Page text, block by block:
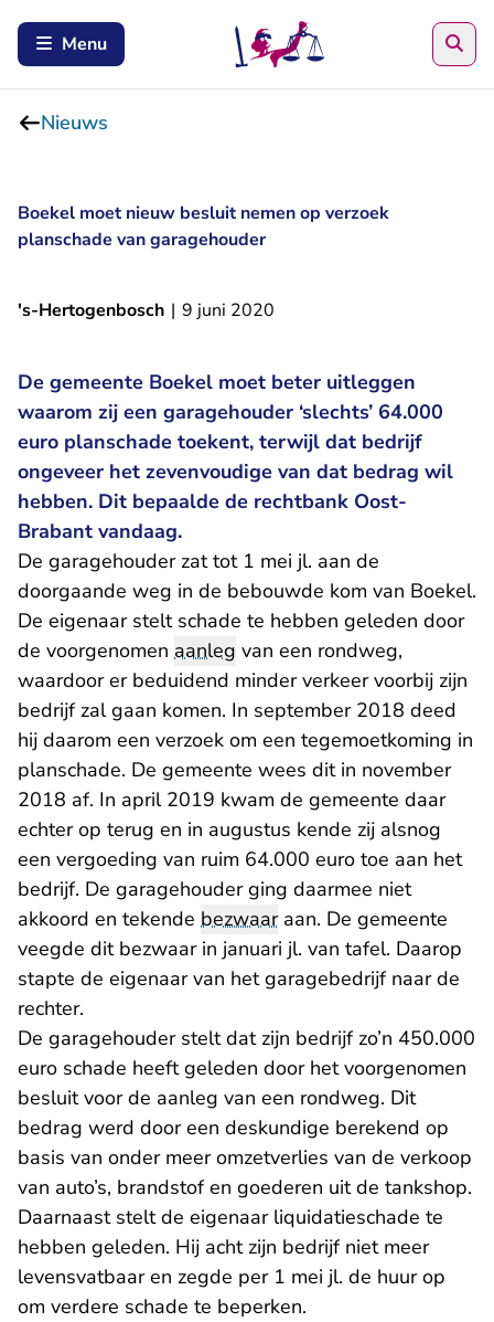
Menu
Nieuws
Boekel moet nieuw besluit nemen op verzoek
planschade van garagehouder
's-Hertogenbosch | 9 juni 2020
De gemeente Boekel moet beter uitleggen
waarom zij een garagehouder ‘slechts’ 64.000
euro planschade toekent, terwijl dat bedrijf
ongeveer het zevenvoudige van dat bedrag wil
hebben. Dit bepaalde de rechtbank Oost-
Brabant vandaag.
De garagehouder zat tot 1 mei jl. aan de
doorgaande weg in de bebouwde kom van Boekel.
De eigenaar stelt schade te hebben geleden door
de voorgenomen aanleg van een rondweg,
waardoor er beduidend minder verkeer voorbij zijn
bedrijf zal gaan komen. In september 2018 deed
hij daarom een verzoek om een tegemoetkoming in
planschade. De gemeente wees dit in november
2018 af. In april 2019 kwam de gemeente daar
echter op terug en in augustus kende zij alsnog
een vergoeding van ruim 64.000 euro toe aan het
bedrijf. De garagehouder ging daarmee niet
akkoord en tekende bezwaaraan. De gemeente
veegde dit bezwaar in januari jl. van tafel. Daarop
stapte de eigenaar van het garagebedrijf naar de
rechter.
De garagehouder stelt dat zijn bedrijf zo’n 450.000
euro schade heeft geleden door het voorgenomen
besluit voor de aanleg van een rondweg. Dit
bedrag werd door een deskundige berekend op
basis van onder meer omzetverlies van de verkoop
van auto’s, brandstof en goederen uit de tankshop.
Daarnaast stelt de eigenaar liquidatieschade te
hebben geleden. Hij acht zijn bedrijf niet meer
levensvatbaar en zegde per 1 mei jl. de huur op
om verdere schade te beperken.